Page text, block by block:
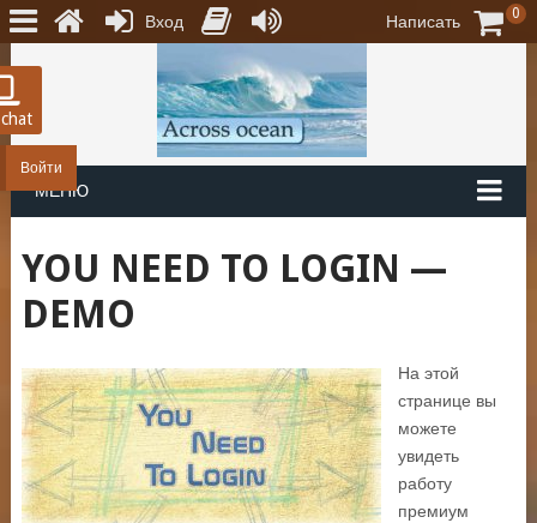
Войти
МЕНЮ
YOU NEED TO LOGIN —
DEMO
На этой
странице вы
можете
увидеть
работу
премиум
Вход Написать 0